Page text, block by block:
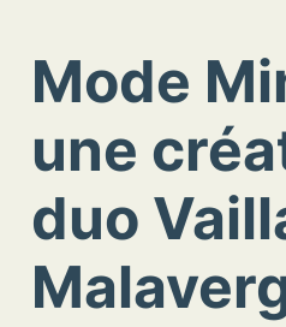
Mode
une
duo